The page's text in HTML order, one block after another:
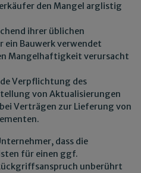
den Mangel arglistig
ihrer üblichen
ein Bauwerk verwendet
Mangelhaftigkeit verursacht
Verpflichtung des
von Aktualisierungen
Verträgen zur Lieferung von
dass die
für einen ggf.
unberührt